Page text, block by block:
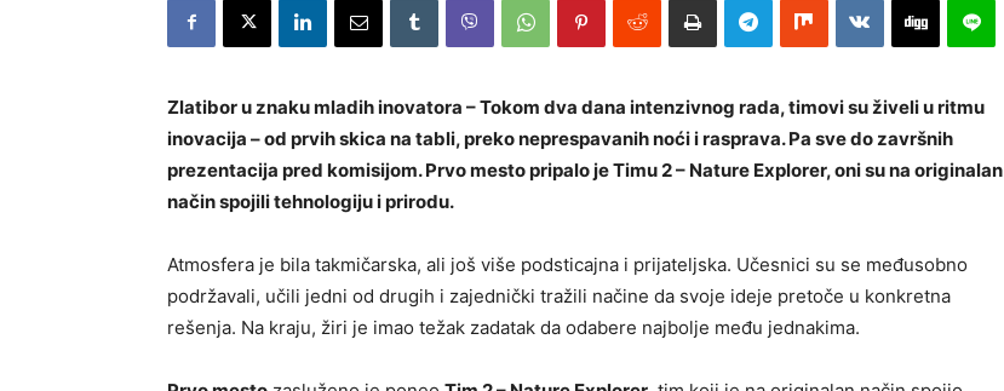
Zlatibor u znaku mladih inovatora – Tokom dva dana intenzivnog rada, timovi su živeli u ritmu
inovacija – od prvih skica na tabli, preko neprespavanih noći i rasprava. Pa sve do završnih
prezentacija pred komisijom. Prvo mesto pripalo je Timu 2 – Nature Explorer, oni su na originalan
način spojili tehnologiju i prirodu.
Atmosfera je bila takmičarska, ali još više podsticajna i prijateljska. Učesnici su se međusobno
podržavali, učili jedni od drugih i zajednički tražili načine da svoje ideje pretoče u konkretna
rešenja. Na kraju, žiri je imao težak zadatak da odabere najbolje među jednakima.